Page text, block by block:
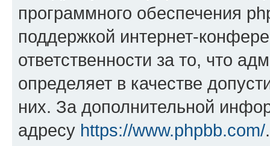
программного обеспечения
поддержкой интернет-
ответственности за то, что
определяет в качестве
них. За дополнительной
адресу https://www.phpbb.com/.